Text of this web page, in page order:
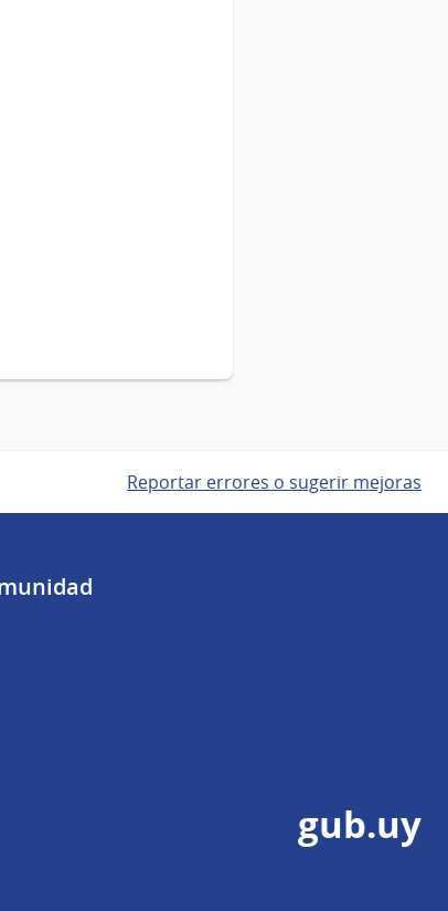
Reportar errores o sugerir mejoras
gub.uy